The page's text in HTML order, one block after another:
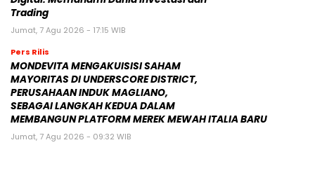
Trading
Jumat, 7 Agu 2026 - 17:15 WIB
Pers Rilis
MONDEVITA MENGAKUISISI SAHAM
MAYORITAS DI UNDERSCORE DISTRICT,
PERUSAHAAN INDUK MAGLIANO,
SEBAGAI LANGKAH KEDUA DALAM
MEMBANGUN PLATFORM MEREK MEWAH ITALIA BARU
Jumat, 7 Agu 2026 - 09:32 WIB